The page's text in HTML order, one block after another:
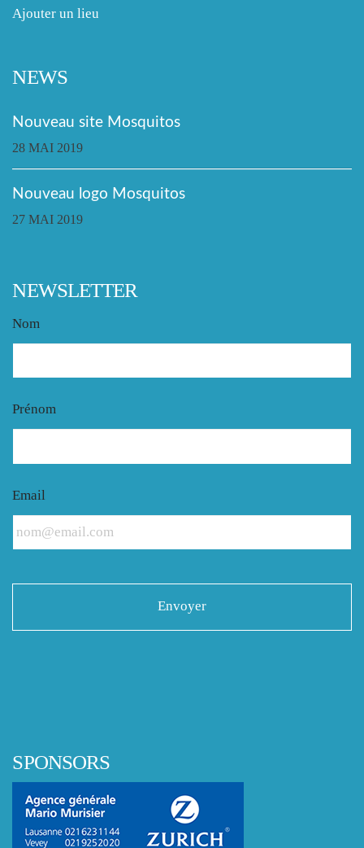
Ajouter un lieu
NEWS
Nouveau site Mosquitos
28 MAI 2019
Nouveau logo Mosquitos
27 MAI 2019
NEWSLETTER
Nom
Prénom
Email
SPONSORS